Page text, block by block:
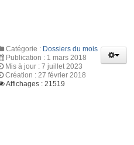
Catégorie : Dossiers du mois
Publication : 1 mars 2018
Mis à jour : 7 juillet 2023
Création : 27 février 2018
Affichages : 21519